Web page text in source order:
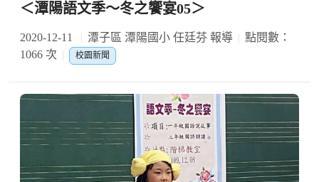
＜潭陽語文季～冬之饗宴05＞
2020-12-11 潭子區 潭陽國小 任廷芬 報導
點閱數：
1066 次
校園新聞